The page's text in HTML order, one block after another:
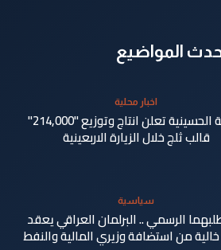
المواضيع
اخبار محلية
العتبة الحسينية تعلن انتاج وتوزيع "214,000"
قالب ثلج خلال الزيارة الاربعينية
سياسية
الرسمي .. البرلمان العراقي يعقد
من استضافة وزيري المالية والنفط